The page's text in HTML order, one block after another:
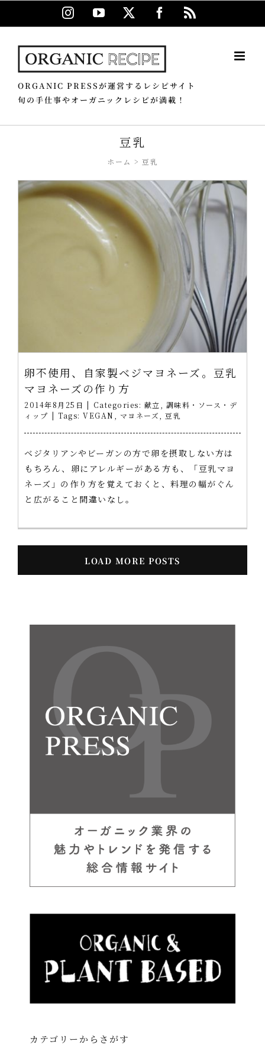
Instagram
YouTube Facebook
ORGANIC PRESSが運営するレシピサイト
旬の手仕事やオーガニックレシピが満載！
豆乳
ホーム 豆乳
卵不使用、自家製ベジマヨネーズ。豆乳
マヨネーズの作り方
2014年8月25日 | Categories: 献立
調味料・ソース・デ
ィップ | Tags: VEGAN マヨネーズ 豆乳
ベジタリアンやビーガンの方で卵を摂取しない方は
もちろん、卵にアレルギーがある方も、「豆乳マヨ
ネーズ」の作り方を覚えておくと、料理の幅がぐん
と広がること間違いなし。
LOAD MORE POSTS
カテゴリーからさがす